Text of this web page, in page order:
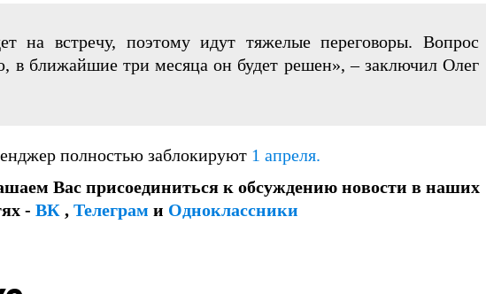
на встречу, поэтому идут тяжелые переговоры. Вопрос
в ближайшие три месяца он будет решен», – заключил Олег
полностью заблокируют 1 апреля.
Вас присоединиться к обсуждению новости в наших
- ВК , Телеграм и Одноклассники